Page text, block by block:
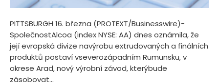
PITTSBURGH 16. března (PROTEXT/Businesswire)-
SpolečnostAlcoa (index NYSE: AA) dnes oznámila, že
její evropská divize navýrobu extrudovaných a finálních
produktů postaví vseverozápadním Rumunsku, v
okrese Arad, nový výrobní závod, kterýbude
zásobovat...